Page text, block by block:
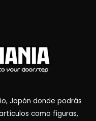
Japón donde podrás
como figuras,